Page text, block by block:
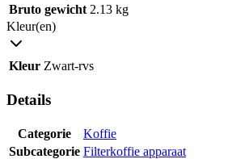
Bruto gewicht 2.13 kg
Kleur(en)
Kleur Zwart-rvs
Details
Categorie
Koffie
Subcategorie Filterkoffie apparaat